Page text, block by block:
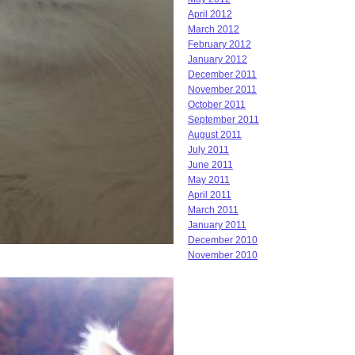
April 2012
March 2012
February 2012
January 2012
December 2011
November 2011
October 2011
September 2011
August 2011
July 2011
June 2011
May 2011
April 2011
March 2011
January 2011
December 2010
November 2010